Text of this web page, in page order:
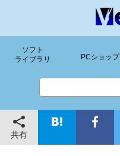
ソフト
ライブラリ
PCショップ
共有